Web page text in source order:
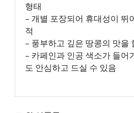
형태
– 개별 포장되어 휴대성이 뛰
적
– 풍부하고 깊은 땅콩의 맛을
– 카페인과 인공 색소가 들어
도 안심하고 드실 수 있음